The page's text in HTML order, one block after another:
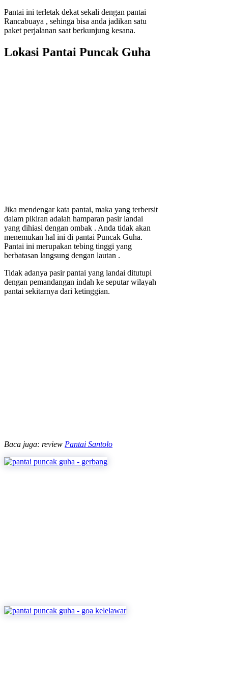
Pantai ini terletak dekat sekali dengan pantai
Rancabuaya , sehinga bisa anda jadikan satu
paket perjalanan saat berkunjung kesana.
Lokasi Pantai Puncak Guha
Jika mendengar kata pantai, maka yang terbersit
dalam pikiran adalah hamparan pasir landai
yang dihiasi dengan ombak . Anda tidak akan
menemukan hal ini di pantai Puncak Guha.
Pantai ini merupakan tebing tinggi yang
berbatasan langsung dengan lautan .
Tidak adanya pasir pantai yang landai ditutupi
dengan pemandangan indah ke seputar wilayah
pantai sekitarnya dari ketinggian.
Baca juga: review Pantai Santolo